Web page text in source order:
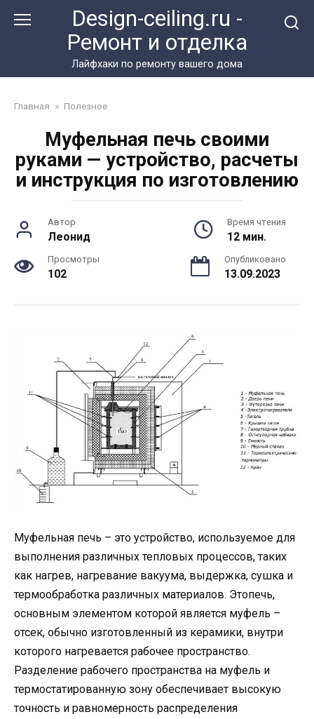
Design-ceiling.ru -
Ремонт и отделка
Лайфхаки по ремонту вашего дома
Главная » Полезное
Муфельная печь своими
руками — устройство, расчеты
и инструкция по изготовлению
Автор
Леонид
Время чтения
12 мин.
Просмотры
102
Опубликовано
13.09.2023
Муфельная печь – это устройство, используемое для
выполнения различных тепловых процессов, таких
как нагрев, нагревание вакуума, выдержка, сушка и
термообработка различных материалов. Этопечь,
основным элементом которой является муфель –
отсек, обычно изготовленный из керамики, внутри
которого нагревается рабочее пространство.
Разделение рабочего пространства на муфель и
термостатированную зону обеспечивает высокую
точность и равномерность распределения